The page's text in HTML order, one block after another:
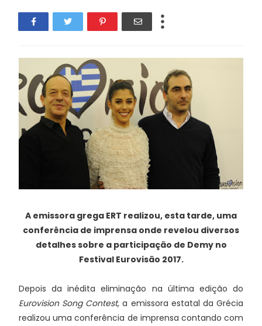
A emissora grega ERT realizou, esta tarde, uma
conferência de imprensa onde revelou diversos
detalhes sobre a participação de Demy no
Festival Eurovisão 2017.
Depois da inédita eliminação na última edição do
Eurovision Song Contest, a emissora estatal da Grécia
realizou uma conferência de imprensa contando com